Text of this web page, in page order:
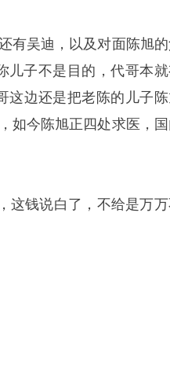
有吴迪，以及对面陈旭
子不是目的，代哥本
这边还是把老陈的儿子
如今陈旭正四处求医，
这钱说白了，不给是万